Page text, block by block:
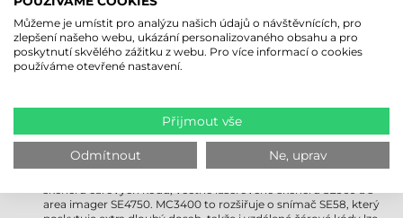
podporu, vylepšené zabezpečení a moderní funkce.
Displej:Obě zařízení jsou vybavena 4"" displejem Gorilla Glass,
který je odolný vůči poškrábání a nárazu. Displej MC3400 však
přichází s pokročilejším ovládáním jasu a ještě lepší viditelností
venku, takže zůstává dobře čitelný i za jasnějších světelných
rychlejší, stabilnější a spolehlivější připojení i v přeplněných
síťových prostředích. Zebra MC3400 navíc obdržela podporu
Bluetooth 5.1, která poskytuje efektivnější využití energie a delší
dosah. Modely Zebra MC3450 jsou kompatibilní s 5G a GPS.
skeneru čárových kódů, včetně laserového skeneru SE960 a s
area imager SE4750. MC3400 to rozšiřuje o snímač SE58, který
Můžeme je umístit pro analýzu našich údajů o návštěvnících, pro
zlepšení našeho webu, ukázání personalizovaného obsahu a pro
poskytnutí skvělého zážitku z webu. Pro více informací o cookies
používáme otevřené nastavení.
Přijmout vše
Odmítnout Ne, uprav